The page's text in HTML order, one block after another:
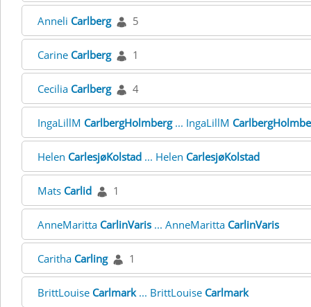
Anneli Carlberg 5
Carine Carlberg 1
Cecilia Carlberg 4
IngaLillM CarlbergHolmberg... IngaLillM
Helen CarlesjøKolstad ... Helen CarlesjøKolstad
Mats Carlid 1
AnneMaritta CarlinVaris ... AnneMaritta CarlinVaris
Caritha Carling 1
BrittLouise Carlmark... BrittLouise Carlmark